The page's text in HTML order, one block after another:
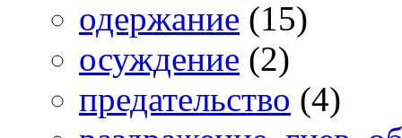
одержание (15)
осуждение (2)
предательство (4)